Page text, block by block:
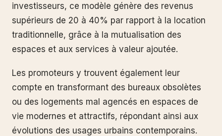
investisseurs, ce modèle génère des revenus
supérieurs de 20 à 40% par rapport à la location
traditionnelle, grâce à la mutualisation des
espaces et aux services à valeur ajoutée.
Les promoteurs y trouvent également leur
compte en transformant des bureaux obsolètes
ou des logements mal agencés en espaces de
vie modernes et attractifs, répondant ainsi aux
évolutions des usages urbains contemporains.